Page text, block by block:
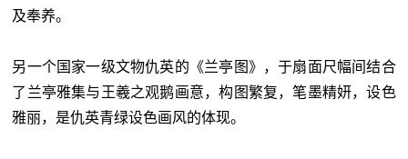
及奉养。
另一个国家一级文物仇英的《兰亭图》，于扇面尺幅间结合
了兰亭雅集与王羲之观鹅画意，构图繁复，笔墨精妍，设色
雅丽，是仇英青绿设色画风的体现。